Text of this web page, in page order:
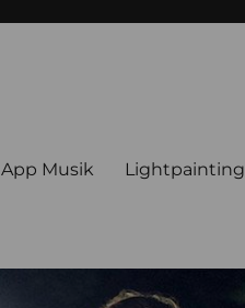
App Musik Lightpainting